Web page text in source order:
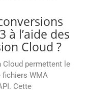
à l’aide des
Cloud ?
Cloud permettent le
WMA
Cette